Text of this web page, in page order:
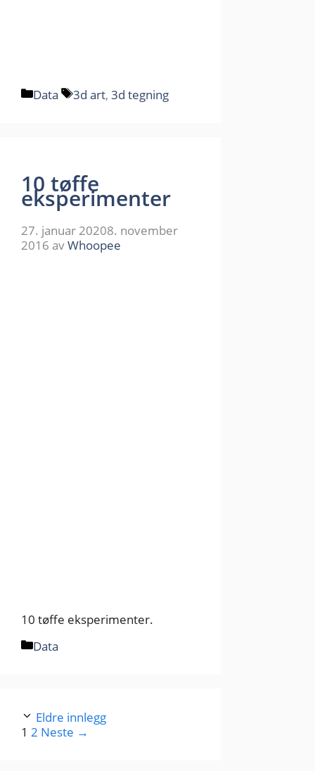
Kategorier
Data Stikkord
3d art, 3d tegning
10 tøffe
eksperimenter
27. januar 20208. november
2016 avWhoopee
10 tøffe eksperimenter.
Kategorier
Data
Eldre innlegg
Side
1 Side
2 Neste →